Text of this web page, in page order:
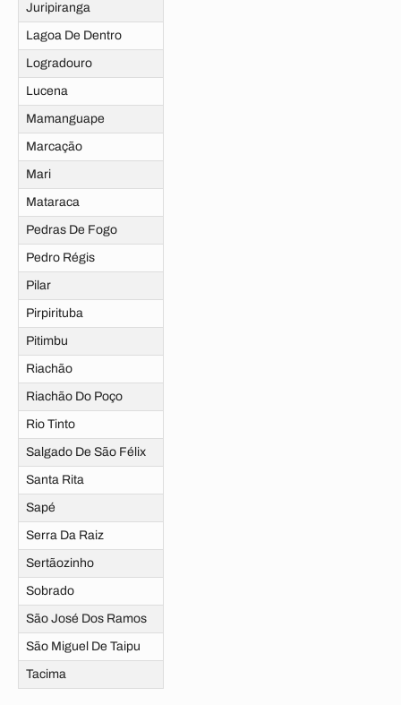
Juripiranga
Lagoa De Dentro
Logradouro
Lucena
Mamanguape
Marcação
Mari
Mataraca
Pedras De Fogo
Pedro Régis
Pilar
Pirpirituba
Pitimbu
Riachão
Riachão Do Poço
Rio Tinto
Salgado De São Félix
Santa Rita
Sapé
Serra Da Raiz
Sertãozinho
Sobrado
São José Dos Ramos
São Miguel De Taipu
Tacima